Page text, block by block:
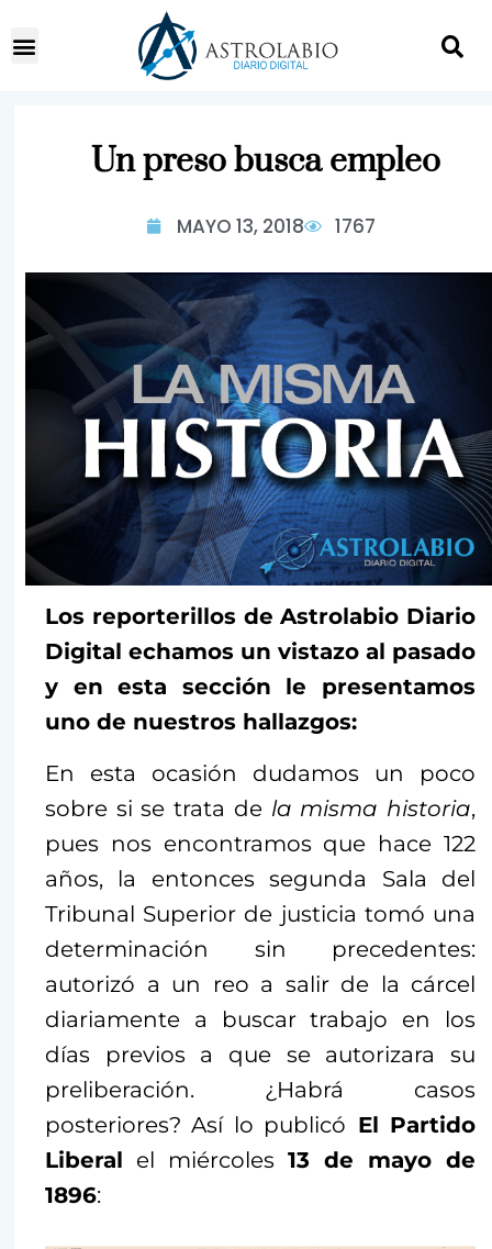
Un preso busca empleo
MAYO 13, 2018 1767
Los reporterillos de Astrolabio Diario
Digital echamos un vistazo al pasado
y en esta sección le presentamos
uno de nuestros hallazgos:
En esta ocasión dudamos un poco
sobre si se trata de la misma historia,
pues nos encontramos que hace 122
años, la entonces segunda Sala del
Tribunal Superior de justicia tomó una
determinación sin precedentes:
autorizó a un reo a salir de la cárcel
diariamente a buscar trabajo en los
días previos a que se autorizara su
preliberación. ¿Habrá casos
posteriores? Así lo publicó El Partido
Liberal el miércoles 13 de mayo de
1896: